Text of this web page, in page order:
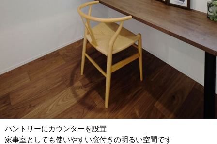
パントリーにカウンターを設置
家事室としても使いやすい窓付きの明るい空間です